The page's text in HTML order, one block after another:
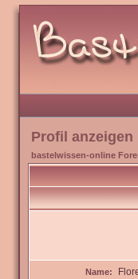
Profil anzeigen
bastelwissen-online
Name: